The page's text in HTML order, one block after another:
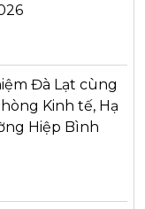
Đà Lạt cùng
Kinh tế, Hạ
Hiệp Bình